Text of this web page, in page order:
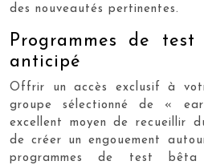
des nouveautés pertinentes.
Programmes de test
anticipé
Offrir un accès exclusif à
groupe sélectionné de «
excellent moyen de recueillir
de créer un engouement
programmes de test